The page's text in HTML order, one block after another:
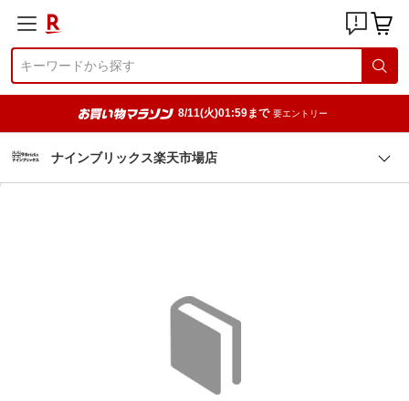
8/11(火)01:59まで 要エントリー
ナインブリックス楽天市場店